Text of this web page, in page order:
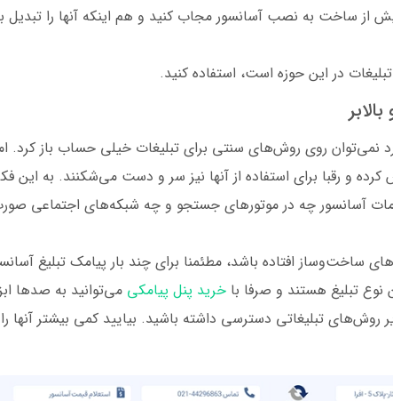
از ساخت به نصب آسانسور مجاب کنید و هم اینکه آنها را تبدیل
در این حوزه است، استفاده کنید.
نمی‌توان روی روش‌های سنتی برای تبلیغات خیلی حساب باز کرد.
و رقبا برای استفاده از آنها نیز سر و دست می‌شکنند. به این
آسانسور چه در موتورهای جستجو و چه شبکه‌های اجتماعی
ساخت‌وساز افتاده باشد، مطئمنا برای چند بار پیامک تبلیغ
نوع تبلیغ هستند و صرفا با خرید پنل پیامکی می‌توانید به صدها
تبلیغاتی دسترسی داشته باشید. بیایید کمی بیشتر آنها را